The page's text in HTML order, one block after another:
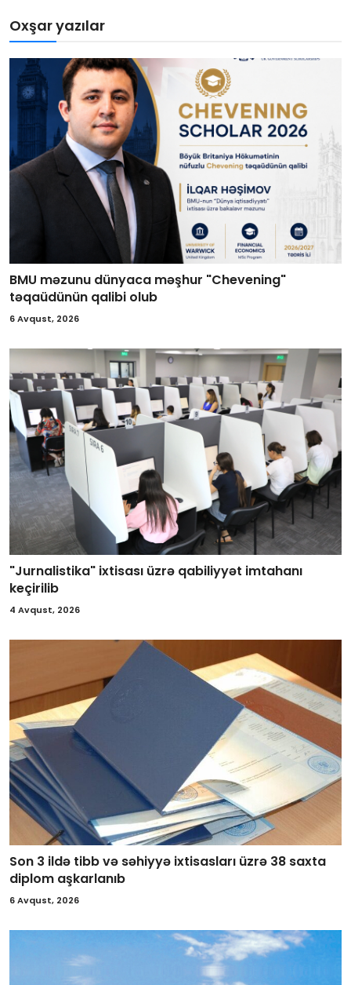
Oxşar yazılar
BMU məzunu dünyaca məşhur "Chevening"
təqaüdünün qalibi olub
6 Avqust, 2026
"Jurnalistika" ixtisası üzrə qabiliyyət imtahanı
keçirilib
4 Avqust, 2026
Son 3 ildə tibb və səhiyyə ixtisasları üzrə 38 saxta
diplom aşkarlanıb
6 Avqust, 2026